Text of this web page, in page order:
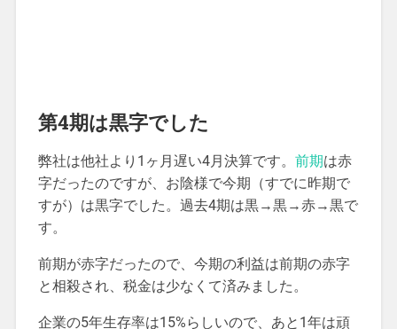
第4期は黒字でした
弊社は他社より1ヶ月遅い4月決算です。 前期は赤
字だったのですが、お陰様で今期（すでに昨期で
すが）は黒字でした。過去4期は黒→黒→赤→黒で
す。
前期が赤字だったので、今期の利益は前期の赤字
と相殺され、税金は少なくて済みました。
企業の5年生存率は15%らしいので、あと1年は頑